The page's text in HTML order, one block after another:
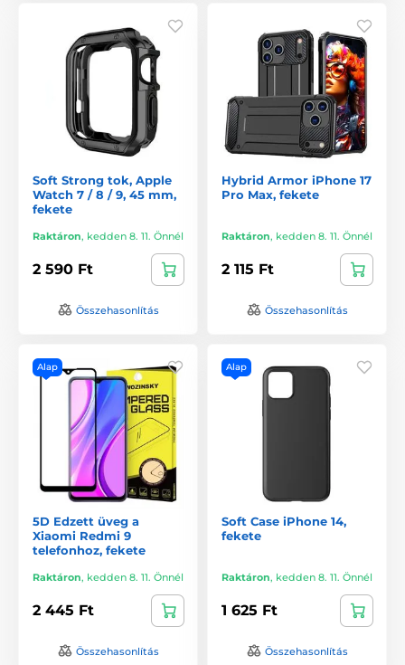
Soft Strong tok, Apple
Watch 7 / 8 / 9, 45 mm,
fekete
Raktáron, kedden 8. 11. Önnél
2 590 Ft
Összehasonlítás
Hybrid Armor iPhone 17
Pro Max, fekete
Raktáron, kedden 8. 11. Önnél
2 115 Ft
Összehasonlítás
Alap
5D Edzett üveg a
Xiaomi Redmi 9
telefonhoz, fekete
Raktáron, kedden 8. 11. Önnél
2 445 Ft
Összehasonlítás
Alap
Soft Case iPhone 14,
fekete
Raktáron, kedden 8. 11. Önnél
1 625 Ft
Összehasonlítás